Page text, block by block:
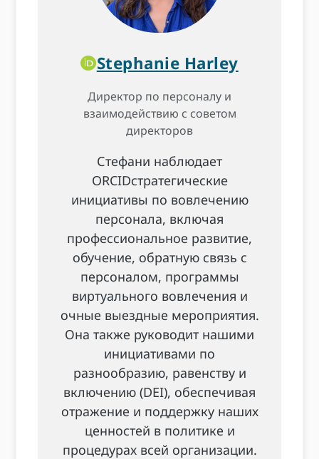
Stephanie Harley
Директор по персоналу и
взаимодействию с советом
директоров
Стефани наблюдает
ORCIDстратегические
инициативы по вовлечению
персонала, включая
профессиональное развитие,
обучение, обратную связь с
персоналом, программы
виртуального вовлечения и
очные выездные мероприятия.
Она также руководит нашими
инициативами по
разнообразию, равенству и
включению (DEI), обеспечивая
отражение и поддержку наших
ценностей в политике и
процедурах всей организации.